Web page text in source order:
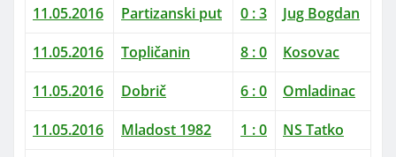
11.05.2016
Partizanski put 0 : 3
Jug Bogdan
11.05.2016
Topličanin 8 : 0
Kosovac
11.05.2016
Dobrič 6 : 0
Omladinac
11.05.2016
Mladost 1982 1 : 0
NS Tatko